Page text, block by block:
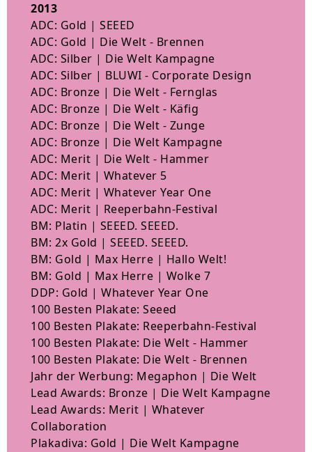
2013
ADC: Gold | SEEED
ADC: Gold | Die Welt - Brennen
ADC: Silber | Die Welt Kampagne
ADC: Silber | BLUWI - Corporate Design
ADC: Bronze | Die Welt - Fernglas
ADC: Bronze | Die Welt - Käfig
ADC: Bronze | Die Welt - Zunge
ADC: Bronze | Die Welt Kampagne
ADC: Merit | Die Welt - Hammer
ADC: Merit | Whatever 5
ADC: Merit | Whatever Year One
ADC: Merit | Reeperbahn-Festival
BM: Platin | SEEED. SEEED.
BM: 2x Gold | SEEED. SEEED.
BM: Gold | Max Herre | Hallo Welt!
BM: Gold | Max Herre | Wolke 7
DDP: Gold | Whatever Year One
100 Besten Plakate: Seeed
100 Besten Plakate: Reeperbahn-Festival
100 Besten Plakate: Die Welt - Hammer
100 Besten Plakate: Die Welt - Brennen
Jahr der Werbung: Megaphon | Die Welt
Lead Awards: Bronze | Die Welt Kampagne
Lead Awards: Merit | Whatever
Collaboration
Plakadiva: Gold | Die Welt Kampagne